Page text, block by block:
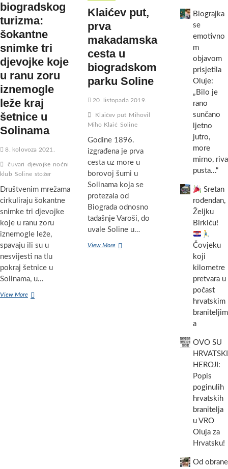
bilo
dobro
vidjeti
vas
opet,
vidimo
se
u
(VIDEO)
biogradskog
turizma:
šokantne
snimke tri
djevojke koje
u ranu zoru
iznemogle
leže kraj
šetnice u
Solinama
8. kolovoza 2021.
čuvari djevojke noćni
klub Soline stožer
Društvenim mrežama
cirkuliraju šokantne
snimke tri djevojke
koje u ranu zoru
iznemogle leže,
spavaju ili su u
nesvijesti na tlu
pokraj šetnice u
Solinama, u…
View MoreSjaj
Klaićev put,
prva
makadamska
cesta u
biogradskom
parku Soline
20. listopada 2019.
Klaićev put Mihovil
Miho Klaić Soline
Godine 1896.
izgrađena je prva
cesta uz more u
borovoj šumi u
Solinama koja se
protezala od
Biograda odnosno
tadašnje Varoši, do
uvale Soline u…
View MoreKlaićev
Biograjka
se
emotivno
m
objavom
prisjetila
Oluje:
„Bilo je
rano
sunčano
ljetno
jutro,
more
mirno, riva
pusta...“
Sretan
rođendan,
Željku
Birkiću!
Čovjeku
koji
kilometre
pretvara u
počast
hrvatskim
braniteljim
a
OVO SU
HRVATSKI
HEROJI:
Popis
poginulih
hrvatskih
branitelja
u VRO
Oluja za
Hrvatsku!
Od obrane